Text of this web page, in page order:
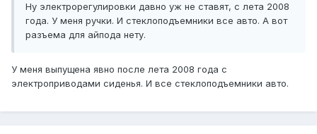
Ну электрорегулировки давно уж не ставят, с лета 2008
года. У меня ручки. И стеклоподъемники все авто. А вот
разъема для айпода нету.
У меня выпущена явно после лета 2008 года с
электроприводами сиденья. И все стеклоподъемники авто.